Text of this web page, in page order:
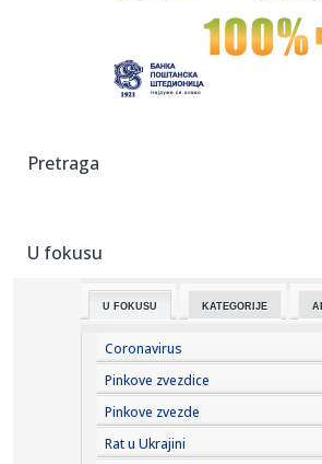
Potvrđeno: Stiže novi Audi Q8,
10:33:U Nemačkoj cene nekretnina
10:30:
10:30:
Midalidare 2026 – Rock in the
10:26:Braun zamera Tejtumu?
10:26:Bez vode delovi Avijatičarskog
Karlovaca
Pretraga
U fokusu
U FOKUSU KATEGORIJE
Coronavirus
Pinkove zvezdice
Pinkove zvezde
Rat u Ukrajini